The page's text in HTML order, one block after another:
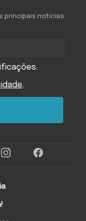
principais notícias
.